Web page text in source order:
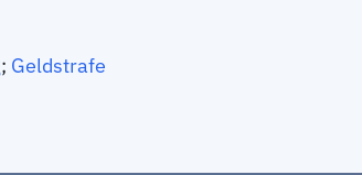
; Geldstrafe